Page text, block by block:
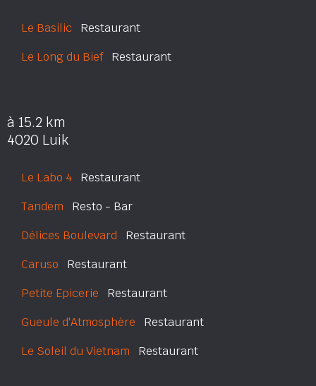
Le Basilic Restaurant
Le Long du BiefRestaurant
à 15.2 km
4020 Luik
Le Labo 4 Restaurant
Tandem Resto - Bar
Délices Boulevard Restaurant
Caruso Restaurant
Petite Epicerie Restaurant
Gueule d'Atmosphère Restaurant
Le Soleil du Vietnam Restaurant